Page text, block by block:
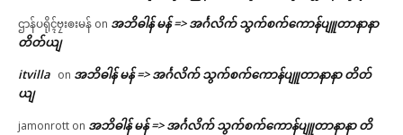
ဌာန်ပရိုၚ်ဗၠးၜးမန် on အဘိဓါန် မန် => အၚ်္ဂလိက် သွက်စက်ကောန်ပျူတာနာနာ
တိတ်ယျ
itvilla on အဘိဓါန် မန် => အၚ်္ဂလိက် သွက်စက်ကောန်ပျူတာနာနာ တိတ်
ယျ
jamonrott on အဘိဓါန် မန် => အၚ်္ဂလိက် သွက်စက်ကောန်ပျူတာနာနာ တိ